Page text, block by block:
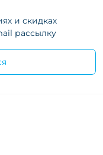
и скидках
рассылку